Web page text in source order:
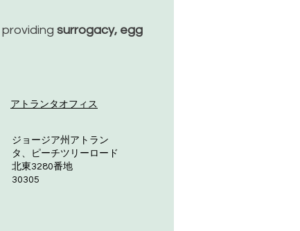
providing surrogacy, egg
アトランタオフィス
ジョージア州アトラン
タ、ピーチツリーロード
北東3280番地
30305